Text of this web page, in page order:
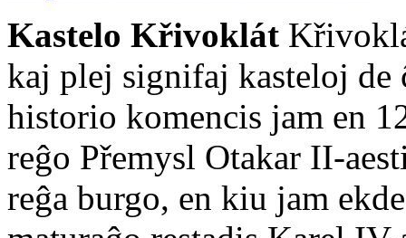
Kastelo Křivoklát
kaj plej signifaj kasteloj
historio komencis jam en
reĝo Přemysl Otakar II-
reĝa burgo, en kiu jam